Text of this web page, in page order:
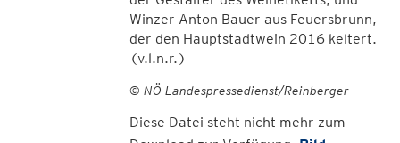
Winzer Anton Bauer aus Feuersbrunn,
der den Hauptstadtwein 2016 keltert.
(v.l.n.r.)
© NÖ Landespressedienst/Reinberger
Diese Datei steht nicht mehr zum